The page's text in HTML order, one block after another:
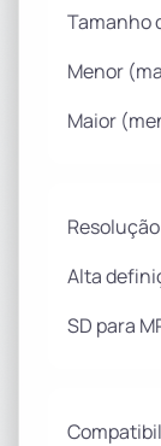
Tamanho
Menor
Maior
Resolução
Alta
SD para